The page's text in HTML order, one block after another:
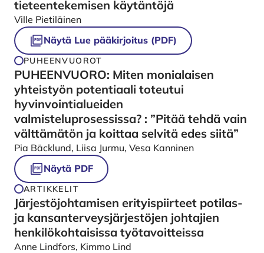
tieteentekemisen käytäntöjä
Ville Pietiläinen
Näytä Lue pääkirjoitus (PDF)
PUHEENVUOROT
PUHEENVUORO: Miten monialaisen
yhteistyön potentiaali toteutui
hyvinvointialueiden
valmisteluprosessissa? : ”Pitää tehdä vain
välttämätön ja koittaa selvitä edes siitä”
Pia Bäcklund, Liisa Jurmu, Vesa Kanninen
Näytä PDF
ARTIKKELIT
Järjestöjohtamisen erityispiirteet potilas-
ja kansanterveysjärjestöjen johtajien
henkilökohtaisissa työtavoitteissa
Anne Lindfors, Kimmo Lind